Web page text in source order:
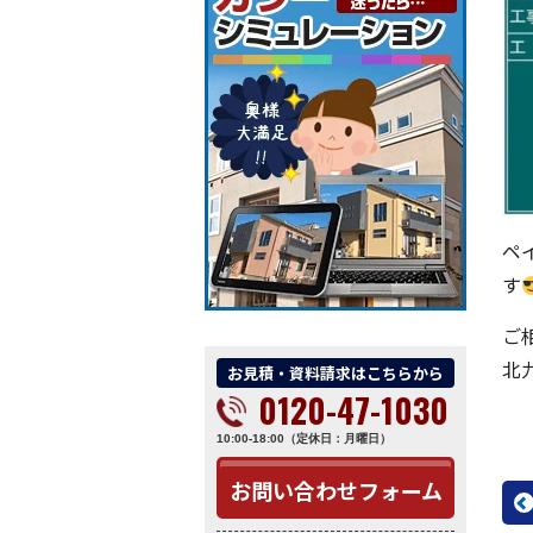
ペ
す
ご
北
お見積・資料請求はこちらから
0120-47-1030
10:00-18:00（定休日：月曜日）
お問い合わせフォーム